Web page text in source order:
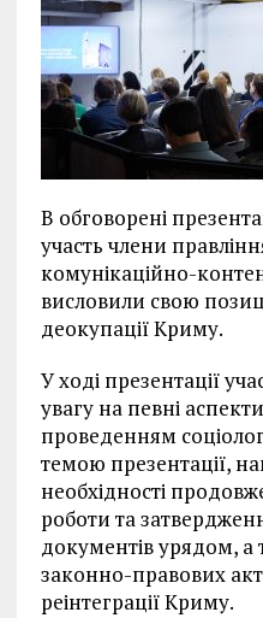
В обговорені
участь члени
комунікаційно-
висловили свою
деокупації Криму.
У ході презентації
увагу на певні
проведенням
темою презентації,
необхідності
роботи та
документів урядом, а
законно-правових
реінтеграції Криму.